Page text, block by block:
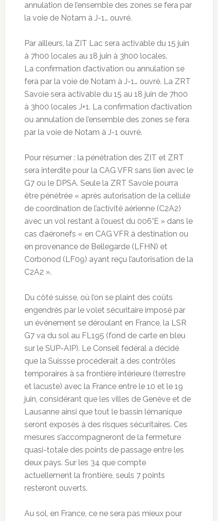
annulation de l’ensemble des zones se fera par
la voie de Notam à J-1… ouvré.
Par ailleurs, la ZIT Lac sera activable du 15 juin
à 7h00 locales au 18 juin à 3h00 locales.
La confirmation d’activation ou annulation se
fera par la voie de Notam à J-1… ouvré. La ZRT
Savoie sera activable du 15 au 18 juin de 7h00
à 3h00 locales J+1. La confirmation d’activation
ou annulation de l’ensemble des zones se fera
par la voie de Notam à J-1 ouvré.
Pour résumer : la pénétration des ZIT et ZRT
sera interdite pour la CAG VFR sans lien avec le
G7 ou le DPSA. Seule la ZRT Savoie pourra
être pénétrée « après autorisation de la cellule
de coordination de l’activité aérienne (C2A2)
avec un vol restant à l’ouest du 006°E » dans le
cas d’aéronefs « en CAG VFR à destination ou
en provenance de Bellegarde (LFHN) et
Corbonod (LF09) ayant reçu l’autorisation de la
C2A2 ».
Du côté suisse, où l’on se plaint des coûts
engendrés par le volet sécuritaire imposé par
un événement se déroulant en France, la LSR
G7 va du sol au FL195 (fond de carte en bleu
sur le SUP-AIP). Le Conseil fédéral a décidé
que la Suissse procéderait à des contrôles
temporaires à sa frontière intérieure (terrestre
et lacuste) avec la France entre le 10 et le 19
juin, considérant que les villes de Genève et de
Lausanne ainsi que tout le bassin lémanique
seront exposés à des risques sécuritaires. Ces
mesures s’accompagneront de la fermeture
quasi-totale des points de passage entre les
deux pays. Sur les 34 que compte
actuellement la frontière, seuls 7 points
resteront ouverts.
Au sol, en France, ce ne sera pas mieux pour